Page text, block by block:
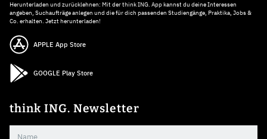
Herunterladen und zurücklehnen: Mit der think ING. App kannst du deine Interessen
angeben, Suchaufträge anlegen und die für dich passenden Studiengänge, Praktika, Jobs &
Co. erhalten. Jetzt herunterladen!
APPLE App Store
GOOGLE Play Store
think ING. Newsletter